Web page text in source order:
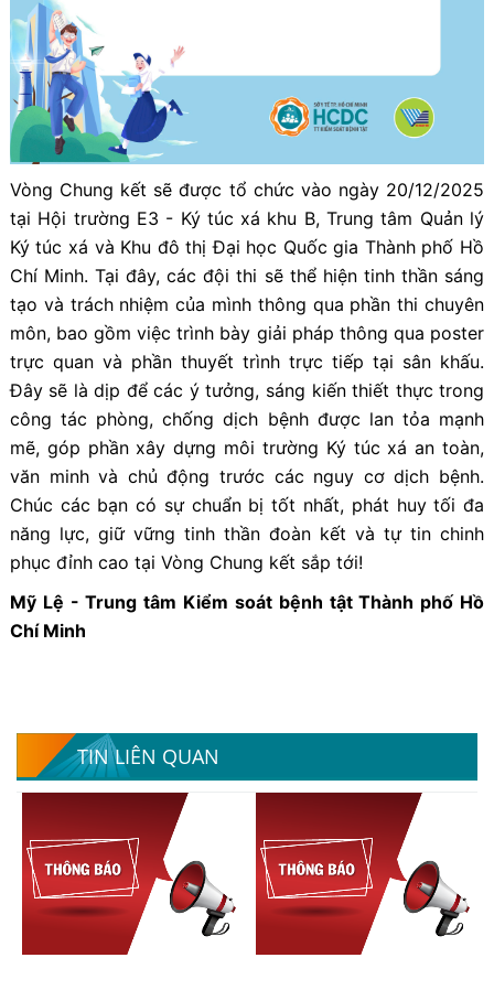
Vòng Chung kết sẽ được tổ chức vào ngày 20/12/2025
tại Hội trường E3 - Ký túc xá khu B, Trung tâm Quản lý
Ký túc xá và Khu đô thị Đại học Quốc gia Thành phố Hồ
Chí Minh. Tại đây, các đội thi sẽ thể hiện tinh thần sáng
tạo và trách nhiệm của mình thông qua phần thi chuyên
môn, bao gồm việc trình bày giải pháp thông qua poster
trực quan và phần thuyết trình trực tiếp tại sân khấu.
Đây sẽ là dịp để các ý tưởng, sáng kiến thiết thực trong
công tác phòng, chống dịch bệnh được lan tỏa mạnh
mẽ, góp phần xây dựng môi trường Ký túc xá an toàn,
văn minh và chủ động trước các nguy cơ dịch bệnh.
Chúc các bạn có sự chuẩn bị tốt nhất, phát huy tối đa
năng lực, giữ vững tinh thần đoàn kết và tự tin chinh
phục đỉnh cao tại Vòng Chung kết sắp tới!
Mỹ Lệ - Trung tâm Kiểm soát bệnh tật Thành phố Hồ
Chí Minh
TIN LIÊN QUAN